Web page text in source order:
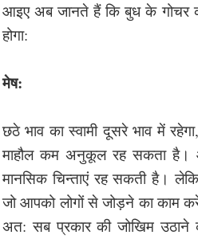
आइए अब जानते हैं कि बुध के गोचर
होगा:
मेष:
छठे भाव का स्वामी दूसरे भाव में
माहौल कम अनुकूल रह सकता है।
मानसिक चिन्ताएं रह सकती है।
जो आपको लोगों से जोड़ने का काम
अत: सब प्रकार की जोखिम उठाने